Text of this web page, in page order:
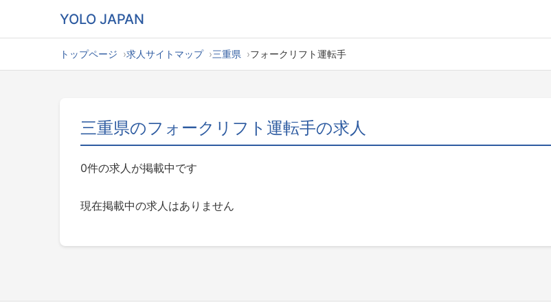
YOLO JAPAN
トップページ 求人サイトマップ 三重県 フォークリフト運転手
三重県のフォークリフト運転手の求人
0件の求人が掲載中です
現在掲載中の求人はありません